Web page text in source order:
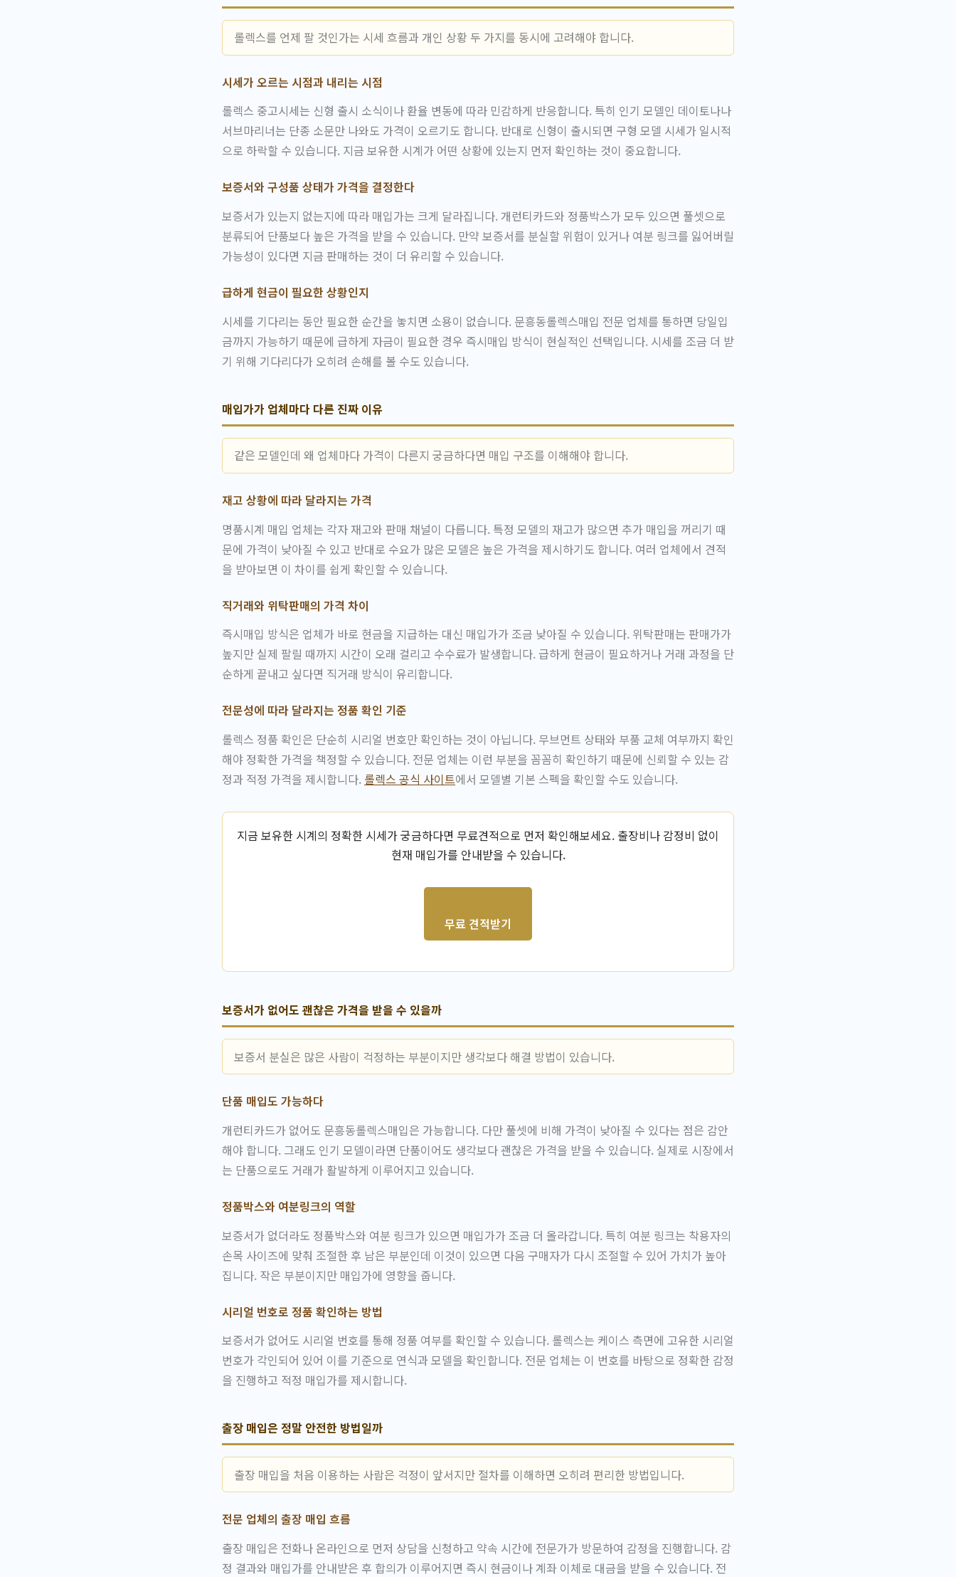
롤렉스를 언제 팔 것인가는 시세 흐름과 개인 상황 두 가지를 동시에 고려해야 합니다.
시세가 오르는 시점과 내리는 시점
롤렉스 중고시세는 신형 출시 소식이나 환율 변동에 따라 민감하게 반응합니다. 특히 인기 모델인 데이토나나
서브마리너는 단종 소문만 나와도 가격이 오르기도 합니다. 반대로 신형이 출시되면 구형 모델 시세가 일시적
으로 하락할 수 있습니다. 지금 보유한 시계가 어떤 상황에 있는지 먼저 확인하는 것이 중요합니다.
보증서와 구성품 상태가 가격을 결정한다
보증서가 있는지 없는지에 따라 매입가는 크게 달라집니다. 개런티카드와 정품박스가 모두 있으면 풀셋으로
분류되어 단품보다 높은 가격을 받을 수 있습니다. 만약 보증서를 분실할 위험이 있거나 여분 링크를 잃어버릴
가능성이 있다면 지금 판매하는 것이 더 유리할 수 있습니다.
급하게 현금이 필요한 상황인지
시세를 기다리는 동안 필요한 순간을 놓치면 소용이 없습니다. 문흥동롤렉스매입 전문 업체를 통하면 당일입
금까지 가능하기 때문에 급하게 자금이 필요한 경우 즉시매입 방식이 현실적인 선택입니다. 시세를 조금 더 받
기 위해 기다리다가 오히려 손해를 볼 수도 있습니다.
매입가가 업체마다 다른 진짜 이유
같은 모델인데 왜 업체마다 가격이 다른지 궁금하다면 매입 구조를 이해해야 합니다.
재고 상황에 따라 달라지는 가격
명품시계 매입 업체는 각자 재고와 판매 채널이 다릅니다. 특정 모델의 재고가 많으면 추가 매입을 꺼리기 때
문에 가격이 낮아질 수 있고 반대로 수요가 많은 모델은 높은 가격을 제시하기도 합니다. 여러 업체에서 견적
을 받아보면 이 차이를 쉽게 확인할 수 있습니다.
직거래와 위탁판매의 가격 차이
즉시매입 방식은 업체가 바로 현금을 지급하는 대신 매입가가 조금 낮아질 수 있습니다. 위탁판매는 판매가가
높지만 실제 팔릴 때까지 시간이 오래 걸리고 수수료가 발생합니다. 급하게 현금이 필요하거나 거래 과정을 단
순하게 끝내고 싶다면 직거래 방식이 유리합니다.
전문성에 따라 달라지는 정품 확인 기준
롤렉스 정품 확인은 단순히 시리얼 번호만 확인하는 것이 아닙니다. 무브먼트 상태와 부품 교체 여부까지 확인
해야 정확한 가격을 책정할 수 있습니다. 전문 업체는 이런 부분을 꼼꼼히 확인하기 때문에 신뢰할 수 있는 감
정과 적정 가격을 제시합니다. 롤렉스 공식 사이트에서 모델별 기본 스펙을 확인할 수도 있습니다.
지금 보유한 시계의 정확한 시세가 궁금하다면 무료견적으로 먼저 확인해보세요. 출장비나 감정비 없이
현재 매입가를 안내받을 수 있습니다.
무료 견적받기
보증서가 없어도 괜찮은 가격을 받을 수 있을까
보증서 분실은 많은 사람이 걱정하는 부분이지만 생각보다 해결 방법이 있습니다.
단품 매입도 가능하다
개런티카드가 없어도 문흥동롤렉스매입은 가능합니다. 다만 풀셋에 비해 가격이 낮아질 수 있다는 점은 감안
해야 합니다. 그래도 인기 모델이라면 단품이어도 생각보다 괜찮은 가격을 받을 수 있습니다. 실제로 시장에서
는 단품으로도 거래가 활발하게 이루어지고 있습니다.
정품박스와 여분링크의 역할
보증서가 없더라도 정품박스와 여분 링크가 있으면 매입가가 조금 더 올라갑니다. 특히 여분 링크는 착용자의
손목 사이즈에 맞춰 조절한 후 남은 부분인데 이것이 있으면 다음 구매자가 다시 조절할 수 있어 가치가 높아
집니다. 작은 부분이지만 매입가에 영향을 줍니다.
시리얼 번호로 정품 확인하는 방법
보증서가 없어도 시리얼 번호를 통해 정품 여부를 확인할 수 있습니다. 롤렉스는 케이스 측면에 고유한 시리얼
번호가 각인되어 있어 이를 기준으로 연식과 모델을 확인합니다. 전문 업체는 이 번호를 바탕으로 정확한 감정
을 진행하고 적정 매입가를 제시합니다.
출장 매입은 정말 안전한 방법일까
출장 매입을 처음 이용하는 사람은 걱정이 앞서지만 절차를 이해하면 오히려 편리한 방법입니다.
전문 업체의 출장 매입 흐름
출장 매입은 전화나 온라인으로 먼저 상담을 신청하고 약속 시간에 전문가가 방문하여 감정을 진행합니다. 감
정 결과와 매입가를 안내받은 후 합의가 이루어지면 즉시 현금이나 계좌 이체로 대금을 받을 수 있습니다. 전